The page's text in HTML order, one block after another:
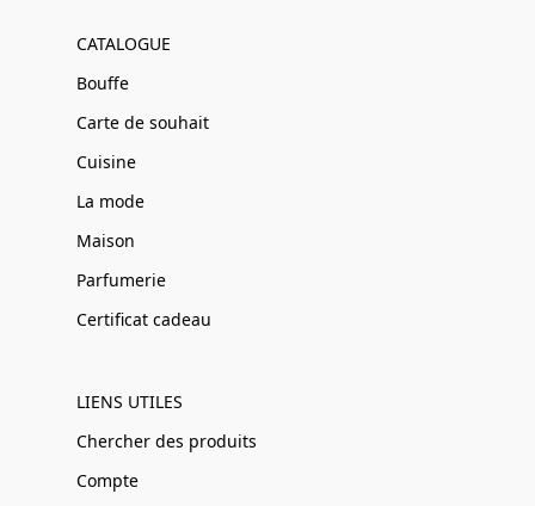
CATALOGUE
Bouffe
Carte de souhait
Cuisine
La mode
Maison
Parfumerie
Certificat cadeau
LIENS UTILES
Chercher des produits
Compte